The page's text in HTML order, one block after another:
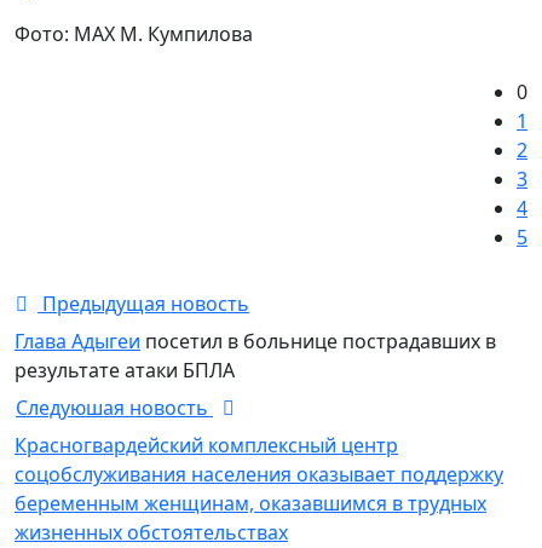
Фото: МАХ М. Кумпилова
0
1
2
3
4
5
Предыдущая новость
Глава Адыгеи посетил в больнице пострадавших в
результате атаки БПЛА
Следуюшая новость
Красногвардейский комплексный центр
соцобслуживания населения оказывает поддержку
беременным женщинам, оказавшимся в трудных
жизненных обстоятельствах